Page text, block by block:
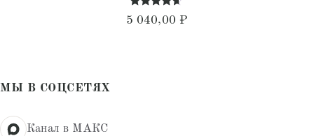
Оценка
4.44
5 040,00 ₽
МЫ В СОЦСЕТЯХ
Канал в МАКС